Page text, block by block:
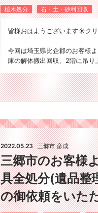
植木処分
石・土・砂利回収
皆様おはようございます☀️ク
今回は埼玉県比企郡のお客様
庫の解体搬出回収、2階に吊り
2022.05.23 三郷市 彦成
三郷市のお客様
具全処分(遺品整
の御依頼をいた